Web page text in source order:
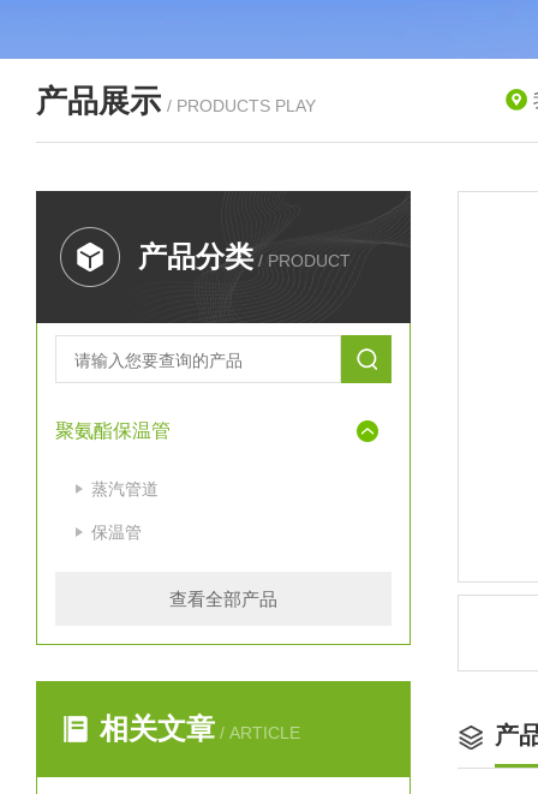
产品展示 / PRODUCTS PLAY
产品分类 / PRODUCT
聚氨酯保温管
蒸汽管道
保温管
查看全部产品
相关文章 / ARTICLE 产